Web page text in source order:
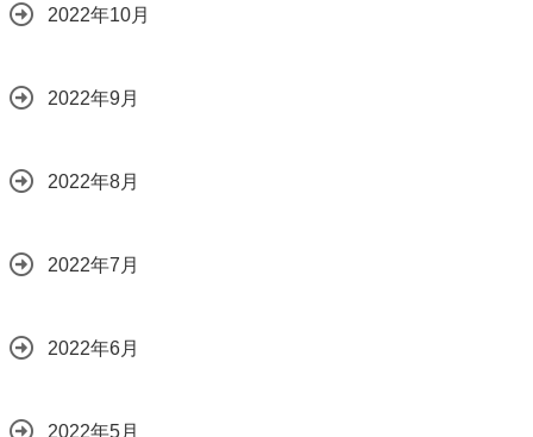
2022年10月
2022年9月
2022年8月
2022年7月
2022年6月
2022年5月